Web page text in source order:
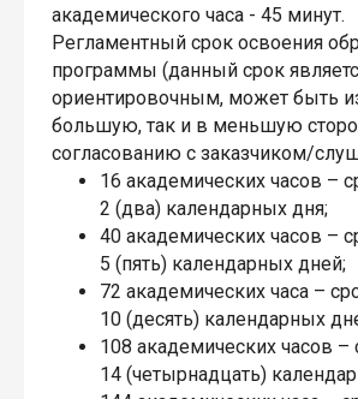
академического часа - 45 минут.
Регламентный срок освоения
программы (данный срок
ориентировочным, может быть
большую, так и в меньшую
согласованию с заказчиком/
16 академических часов –
2 (два) календарных дня;
40 академических часов –
5 (пять) календарных дней;
72 академических часа –
10 (десять) календарных
108 академических часов –
14 (четырнадцать)